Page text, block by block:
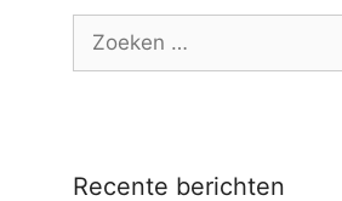
Zoek
Recente berichten